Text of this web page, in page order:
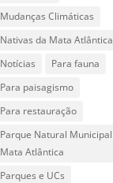
Mudanças Climáticas
Nativas da Mata Atlântica
Notícias
Para fauna
Para paisagismo
Para restauração
Parque Natural Municipal
Mata Atlântica
Parques e UCs